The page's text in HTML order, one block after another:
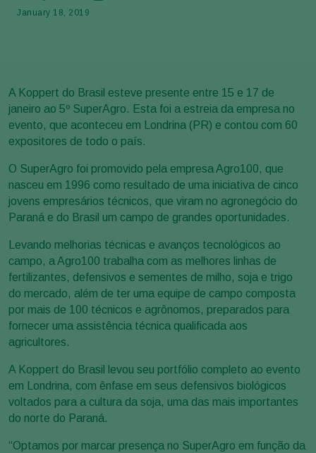
January 18, 2019
A Koppert do Brasil esteve presente entre 15 e 17 de
janeiro ao 5º SuperAgro. Esta foi a estreia da empresa no
evento, que aconteceu em Londrina (PR) e contou com 60
expositores de todo o país.
O SuperAgro foi promovido pela empresa Agro100, que
nasceu em 1996 como resultado de uma iniciativa de cinco
jovens empresários técnicos, que viram no agronegócio do
Paraná e do Brasil um campo de grandes oportunidades.
Levando melhorias técnicas e avanços tecnológicos ao
campo, a Agro100 trabalha com as melhores linhas de
fertilizantes, defensivos e sementes de milho, soja e trigo
do mercado, além de ter uma equipe de campo composta
por mais de 100 técnicos e agrônomos, preparados para
fornecer uma assistência técnica qualificada aos
agricultores.
A Koppert do Brasil levou seu portfólio completo ao evento
em Londrina, com ênfase em seus defensivos biológicos
voltados para a cultura da soja, uma das mais importantes
do norte do Paraná.
“Optamos por marcar presença no SuperAgro em função da